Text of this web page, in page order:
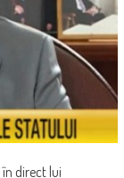
direct lui